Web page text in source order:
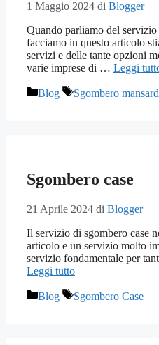
1 Maggio 2024 di Blogger
Quando parliamo del
facciamo in questo articolo
servizi e delle tante opzioni
varie imprese di … Leggi
Categorie
Blog Tag
Sgombero
Sgombero case
21 Aprile 2024 di Blogger
Il servizio di sgombero case
articolo e un servizio molto
servizio fondamentale per
Leggi tutto
Categorie
Blog Tag
Sgombero Case